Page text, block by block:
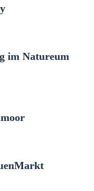
im Natureum